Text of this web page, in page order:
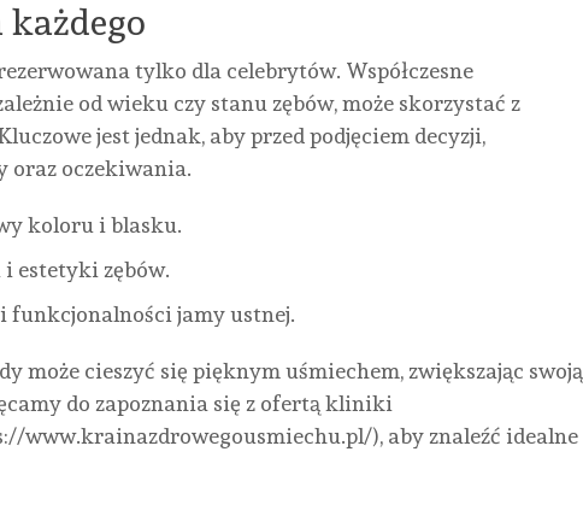
każdego
tylko dla celebrytów. Współczesne
od wieku czy stanu zębów, może skorzystać z
jest jednak, aby przed podjęciem decyzji,
oraz oczekiwania.
koloru i blasku.
estetyki zębów.
funkcjonalności jamy ustnej.
może cieszyć się pięknym uśmiechem, zwiększając swoją
do zapoznania się z ofertą kliniki
www.krainazdrowegousmiechu.pl/), aby znaleźć idealne